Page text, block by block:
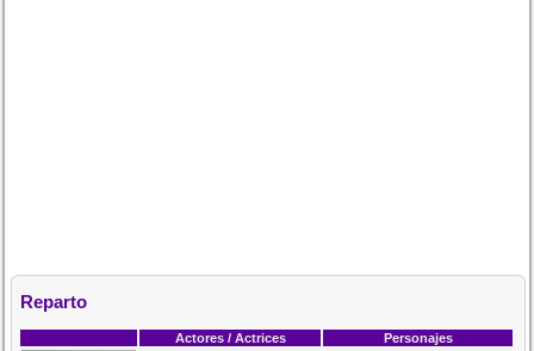
Reparto
Actores / Actrices Personajes